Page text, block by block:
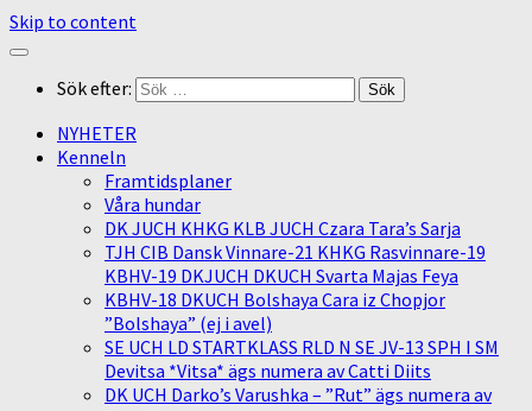
Skip to content
Sök efter:
NYHETER
Kenneln
Framtidsplaner
Våra hundar
DK JUCH KHKG KLB JUCH Czara Tara’s Sarja
TJH CIB Dansk Vinnare-21 KHKG Rasvinnare-19
KBHV-19 DKJUCH DKUCH Svarta Majas Feya
KBHV-18 DKUCH Bolshaya Cara iz Chopjor
”Bolshaya” (ej i avel)
SE UCH LD STARTKLASS RLD N SE JV-13 SPH I SM
Devitsa *Vitsa* ägs numera av Catti Diits
DK UCH Darko’s Varushka – ”Rut” ägs numera av